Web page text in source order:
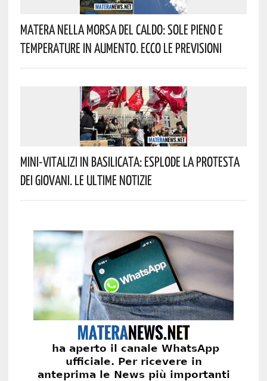
Matera Nella Morsa Del Caldo: Sole Pieno E
Temperature In Aumento. Ecco Le Previsioni
Mini-Vitalizi In Basilicata: Esplode La Protesta
Dei Giovani. Le Ultime Notizie